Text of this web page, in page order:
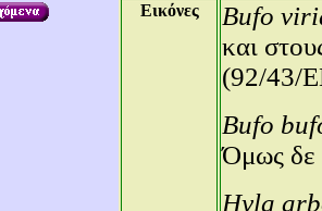
Εικόνες
Bufo
και
(92/43/
Bufo
Όμως δε
Hyla